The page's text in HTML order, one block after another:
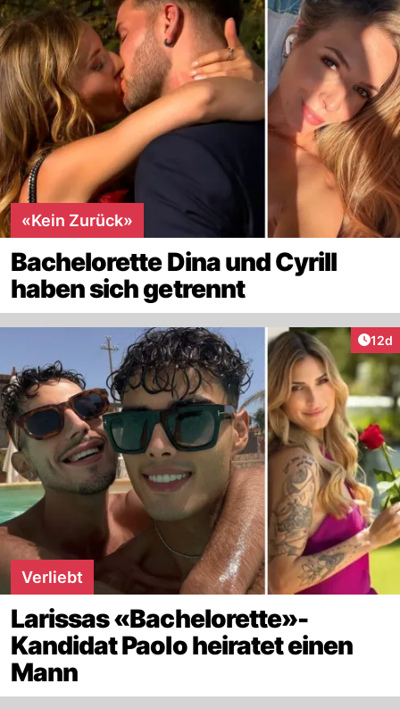
«Kein Zurück»
Bachelorette Dina und Cyrill
haben sich getrennt
12d
Verliebt
Larissas «Bachelorette»-
Kandidat Paolo heiratet einen
Mann